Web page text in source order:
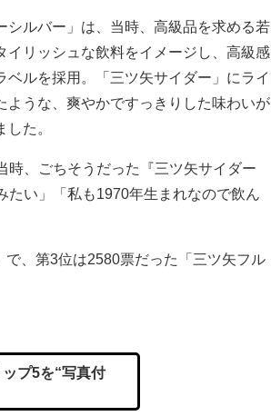
シルバー」は、当時、高級品を求める若
イリッシュな飲料をイメージし、高級感
ベルを採用。「三ツ矢サイダー」にライ
ような、爽やかですっきりした味わいが
た。
、ごちそうだった『三ツ矢サイダー
たい」「私も1970年生まれなので飲ん
、第3位は2580票だった「三ツ矢フル
プ5を“写真付